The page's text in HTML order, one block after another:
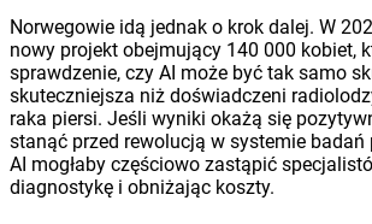
Norwegowie idą jednak o krok dalej. W
nowy projekt obejmujący 140 000 kobiet,
sprawdzenie, czy AI może być tak samo
skuteczniejsza niż doświadczeni
raka piersi. Jeśli wyniki okażą się
stanąć przed rewolucją w systemie badań
AI mogłaby częściowo zastąpić
diagnostykę i obniżając koszty.